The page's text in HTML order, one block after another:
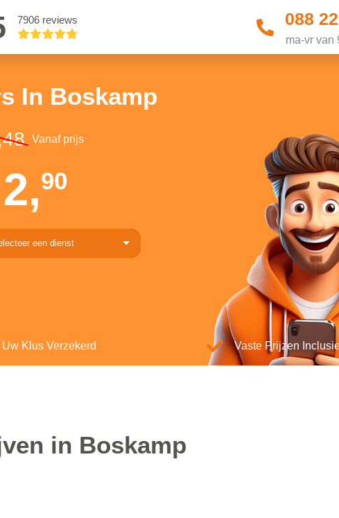
7906 reviews 088
ma-vr van
In Boskamp
Vanaf prijs
2,90
een dienst
Uw Klus Verzekerd Vaste Prijzen
in Boskamp